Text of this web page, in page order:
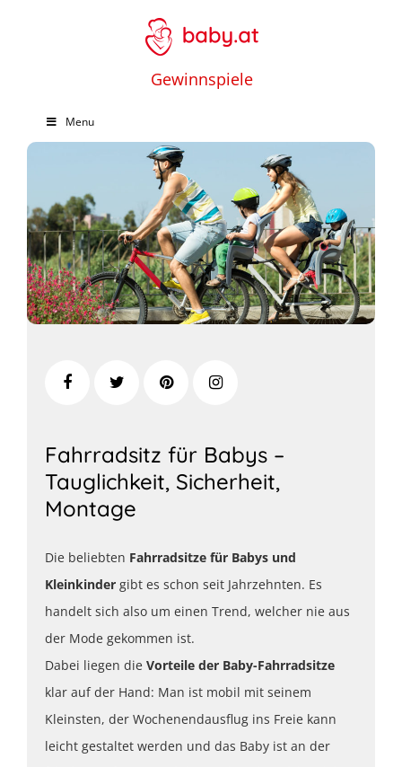
Gewinnspiele
Menu
Fahrradsitz für Babys –
Tauglichkeit, Sicherheit,
Montage
Die beliebten Fahrradsitze für Babys und
Kleinkinder gibt es schon seit Jahrzehnten. Es
handelt sich also um einen Trend, welcher nie aus
der Mode gekommen ist.
Dabei liegen die Vorteile der Baby-Fahrradsitze
klar auf der Hand: Man ist mobil mit seinem
Kleinsten, der Wochenendausflug ins Freie kann
leicht gestaltet werden und das Baby ist an der